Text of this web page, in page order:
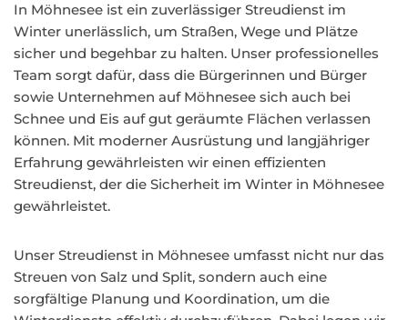
In Möhnesee ist ein zuverlässiger Streudienst im
Winter unerlässlich, um Straßen, Wege und Plätze
sicher und begehbar zu halten. Unser professionelles
Team sorgt dafür, dass die Bürgerinnen und Bürger
sowie Unternehmen auf Möhnesee sich auch bei
Schnee und Eis auf gut geräumte Flächen verlassen
können. Mit moderner Ausrüstung und langjähriger
Erfahrung gewährleisten wir einen effizienten
Streudienst, der die Sicherheit im Winter in Möhnesee
gewährleistet.
Unser Streudienst in Möhnesee umfasst nicht nur das
Streuen von Salz und Split, sondern auch eine
sorgfältige Planung und Koordination, um die